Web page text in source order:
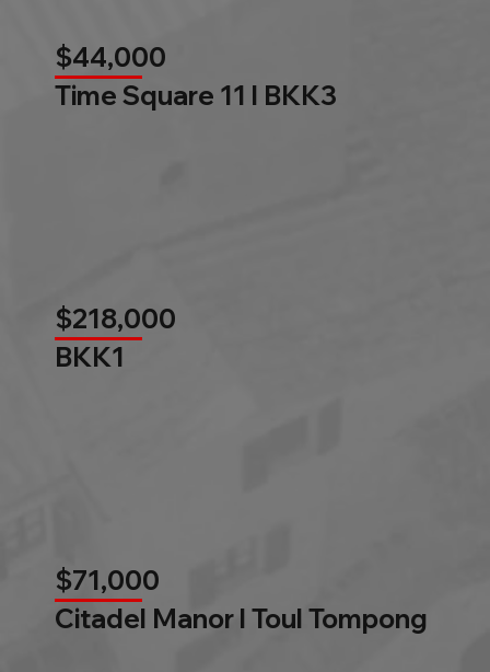
$44,000
Time Square 11 l BKK3
$218,000
BKK1
$71,000
Citadel Manor l Toul Tompong